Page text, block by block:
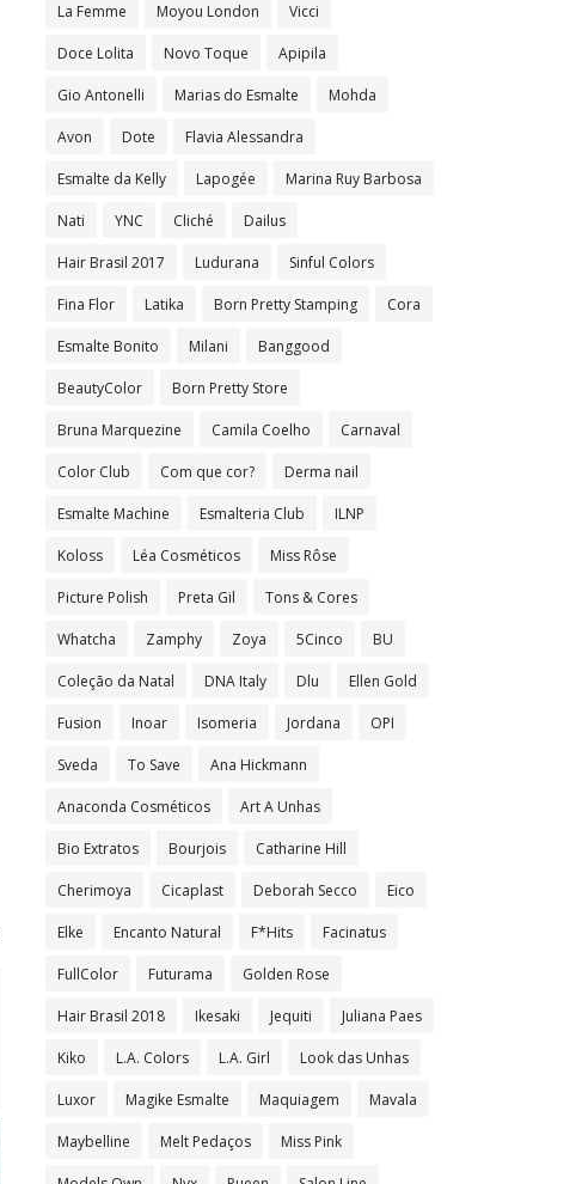
La Femme Moyou London Vicci
Doce Lolita Novo Toque Apipila
Gio Antonelli Marias do Esmalte Mohda
Avon Dote Flavia Alessandra
Esmalte da Kelly Lapogée Marina Ruy Barbosa
Nati YNC Cliché Dailus
Hair Brasil 2017 Ludurana Sinful Colors
Fina Flor Latika Born Pretty Stamping Cora
Esmalte Bonito Milani Banggood
BeautyColor Born Pretty Store
Bruna Marquezine Camila Coelho Carnaval
Color Club Com que cor? Derma nail
Esmalte Machine Esmalteria Club ILNP
Koloss Léa Cosméticos Miss Rôse
Picture Polish Preta Gil Tons & Cores
Whatcha Zamphy Zoya 5Cinco BU
Coleção da Natal DNA Italy Dlu Ellen Gold
Fusion Inoar Isomeria Jordana OPI
Sveda To Save Ana Hickmann
Anaconda Cosméticos Art A Unhas
Bio Extratos Bourjois Catharine Hill
Cherimoya Cicaplast Deborah Secco Eico
Elke Encanto Natural F*Hits Facinatus
FullColor Futurama Golden Rose
Hair Brasil 2018 Ikesaki Jequiti Juliana Paes
Kiko L.A. Colors L.A. Girl Look das Unhas
Luxor Magike Esmalte Maquiagem Mavala
Maybelline Melt Pedaços Miss Pink